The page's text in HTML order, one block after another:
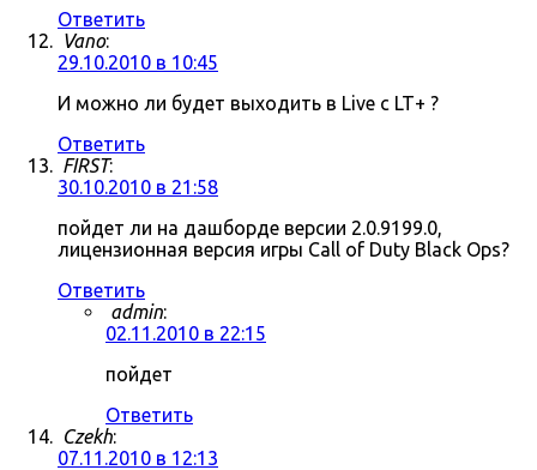
Ответить
Vano:
29.10.2010 в 10:45
И можно ли будет выходить в Live c LT+ ?
Ответить
FIRST:
30.10.2010 в 21:58
пойдет ли на дашборде версии 2.0.9199.0,
лицензионная версия игры Call of Duty Black Ops?
Ответить
admin:
02.11.2010 в 22:15
пойдет
Ответить
Czekh:
07.11.2010 в 12:13